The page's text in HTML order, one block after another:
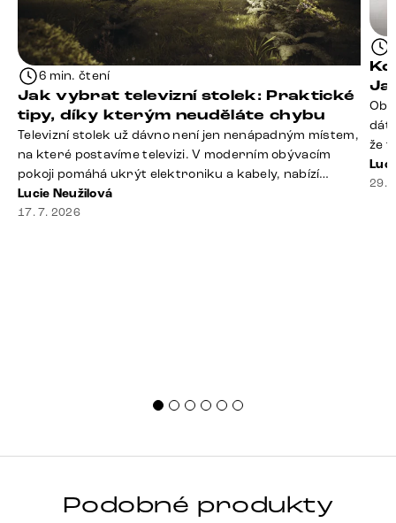
6 min. čtení
Jak vybrat televizní stolek: Praktické
tipy, díky kterým neuděláte chybu
Televizní stolek už dávno není jen nenápadným místem,
na které postavíme televizi. V moderním obývacím
pokoji pomáhá ukrýt elektroniku a kabely, nabízí
praktický úložný prostor a často se stává výraznou
součástí celého interiéru. Při jeho výběru proto
Lucie Neužilová
17. 7. 2026
že
29.
Podobné produkty